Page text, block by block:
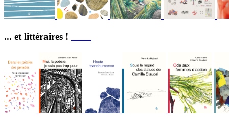
... et littéraires !